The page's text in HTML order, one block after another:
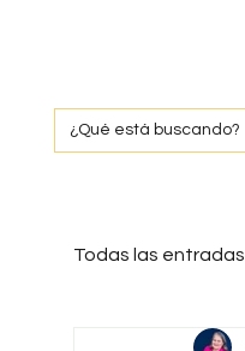
Todas las entradas